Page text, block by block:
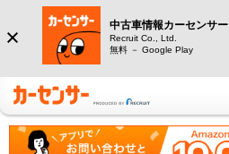
中古車情報カーセンサー
Recruit Co., Ltd.
無料 － Google Play